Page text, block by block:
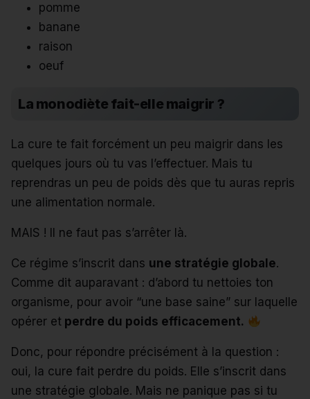
pomme
banane
raison
oeuf
La monodiète fait-elle maigrir ?
La cure te fait forcément un peu maigrir dans les
quelques jours où tu vas l’effectuer. Mais tu
reprendras un peu de poids dès que tu auras repris
une alimentation normale.
MAIS ! Il ne faut pas s’arrêter là.
Ce régime s’inscrit dans une stratégie globale.
Comme dit auparavant : d’abord tu nettoies ton
organisme, pour avoir “une base saine” sur laquelle
opérer et perdre du poids efficacement.
Donc, pour répondre précisément à la question :
oui, la cure fait perdre du poids. Elle s’inscrit dans
une stratégie globale. Mais ne panique pas si tu